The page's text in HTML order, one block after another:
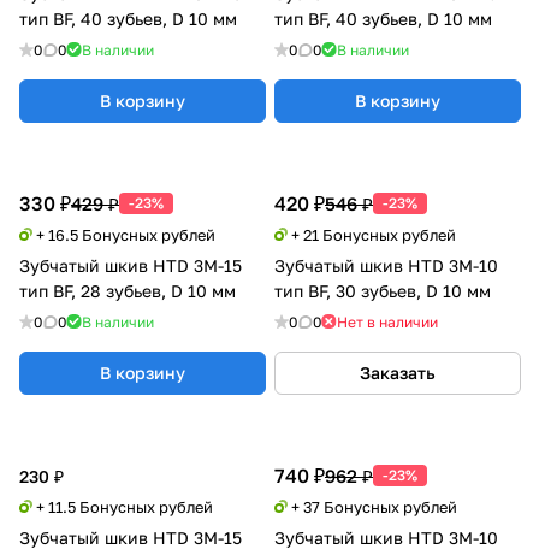
тип BF, 40 зубьев, D 10 мм
0 0 В наличии
В корзину
тип BF, 40 зубьев, D 10 мм
0 0 В наличии
В корзину
330 ₽429 ₽ -23%
+ 16.5 Бонусных рублей
Зубчатый шкив HTD 3M-15
тип BF, 28 зубьев, D 10 мм
0 0 В наличии
В корзину
420 ₽546 ₽ -23%
+ 21 Бонусных рублей
Зубчатый шкив HTD 3M-10
тип BF, 30 зубьев, D 10 мм
0 0 Нет в наличии
Заказать
230 ₽
+ 11.5 Бонусных рублей
Зубчатый шкив HTD 3M-15
740 ₽962 ₽ -23%
+ 37 Бонусных рублей
Зубчатый шкив HTD 3M-10